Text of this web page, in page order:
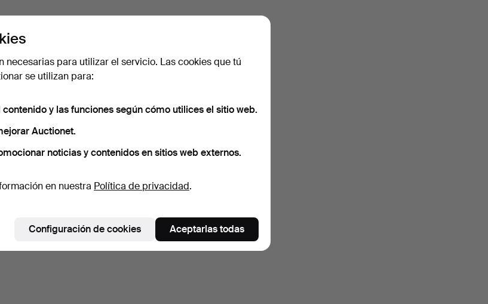
necesarias para utilizar el servicio. Las cookies que tú
se utilizan para:
contenido y las funciones según cómo utilices el sitio web.
Auctionet.
noticias y contenidos en sitios web externos.
en nuestra Política de privacidad.
Configuración de cookies Aceptarlas todas